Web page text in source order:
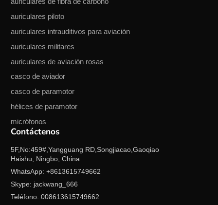
auriculares piloto
auriculares intrauditivos para aviación
auriculares militares
auriculares de aviación rosas
casco de aviador
casco de paramotor
hélices de paramotor
micrófonos
Contáctenos
5F,No:459#,Yangguang RD,Songjiacao,Gaoqiao
Haishu, Ningbo, China
WhatsApp: +8613615749662
Skype: jackwang_666
Teléfono: 008613615749662